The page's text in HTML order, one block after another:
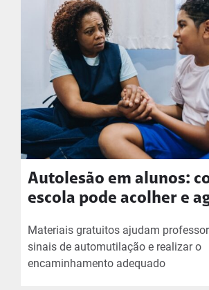
Autolesão em alunos:
escola pode acolher e
Materiais gratuitos ajudam
sinais de automutilação e realizar o
encaminhamento adequado